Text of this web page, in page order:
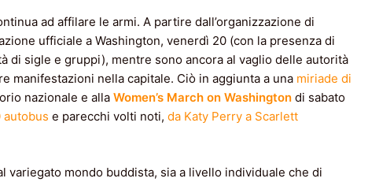
ad affilare le armi. A partire dall’organizzazione di
ufficiale a Washington, venerdì 20 (con la presenza di
di sigle e gruppi), mentre sono ancora al vaglio delle autorità
manifestazioni nella capitale. Ciò in aggiunta a una miriade di
nazionale e alla Women’s March on Washington di sabato
autobus e parecchi volti noti, da Katy Perry a Scarlett
variegato mondo buddista, sia a livello individuale che di